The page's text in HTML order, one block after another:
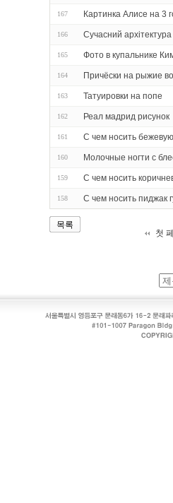
167 Картинка Алисе на 3
166 Сучасний
165 Фото в купальнике
164 Причёски на рыжие
163 Татуировки на попе
162 Реал мадрид рисунок
161 С чем носить
160 Молочные ногти с
159 С чем носить
158 С чем носить пиджак
목록
첫